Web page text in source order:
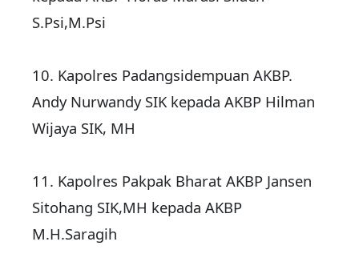
S.Psi,M.Psi
10. ‎Kapolres Padangsidempuan AKBP.
Andy Nurwandy SIK kepada AKBP Hilman
Wijaya SIK, MH
11. ‎Kapolres Pakpak Bharat AKBP Jansen
Sitohang SIK,MH kepada AKBP
M.H.Saragih